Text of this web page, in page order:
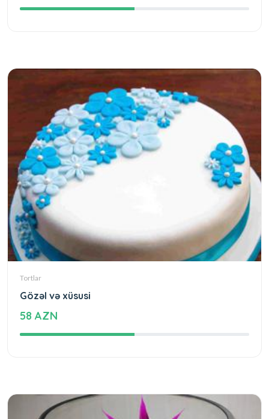
Tortlar
Gözəl və xüsusi
58 AZN